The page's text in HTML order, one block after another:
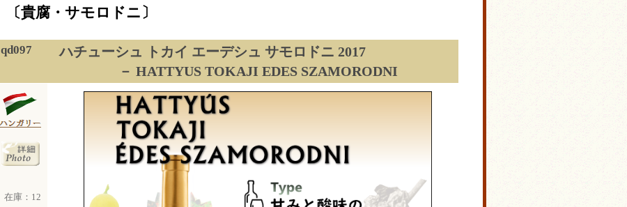
〔貴腐・サモロドニ〕
qd097
ハチューシュ トカイ エーデシュ サモロドニ 2017
－ HATTYUS TOKAJI EDES SZAMORODNI
在庫：12